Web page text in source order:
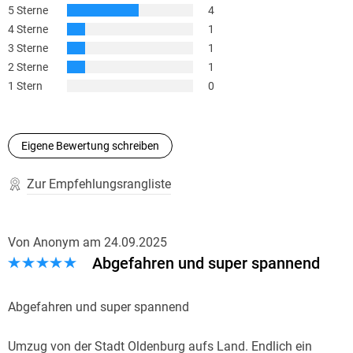
(Stadtradio Göttingen)
[. . .] jagt uns [. . .] einen eiskalten Schauer über den Rücken.
Benedikt Dirrigl, nordbayern. de
Gruselig und wendungsreich! Sylvia Nause-Meier, TV Hören
und Sehen
aus der Hand legen und liest es am besten in wenigen
Stunden weg! Michael Kerst, Düsseldorfer EXPRESS
Spannung. [. . .] Der Thriller spielt geschickt mit unseren
5 Sterne
4
4 Sterne
1
3 Sterne
1
2 Sterne
1
1 Stern
0
Eigene Bewertung schreiben
Zur Empfehlungsrangliste
Von Anonym am 24.09.2025
Abgefahren und super spannend
Abgefahren und super spannend
Umzug von der Stadt Oldenburg aufs Land. Endlich ein